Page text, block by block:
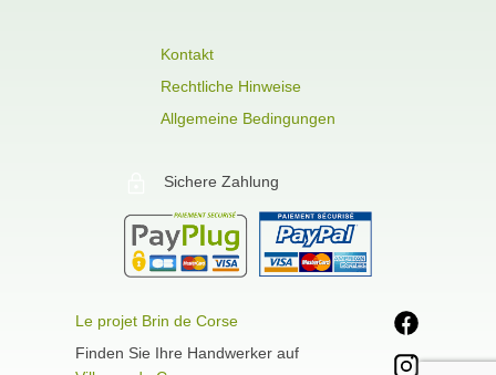
Kontakt
Rechtliche Hinweise
Allgemeine Bedingungen
Sichere Zahlung
Le projet Brin de Corse
Finden Sie Ihre Handwerker auf